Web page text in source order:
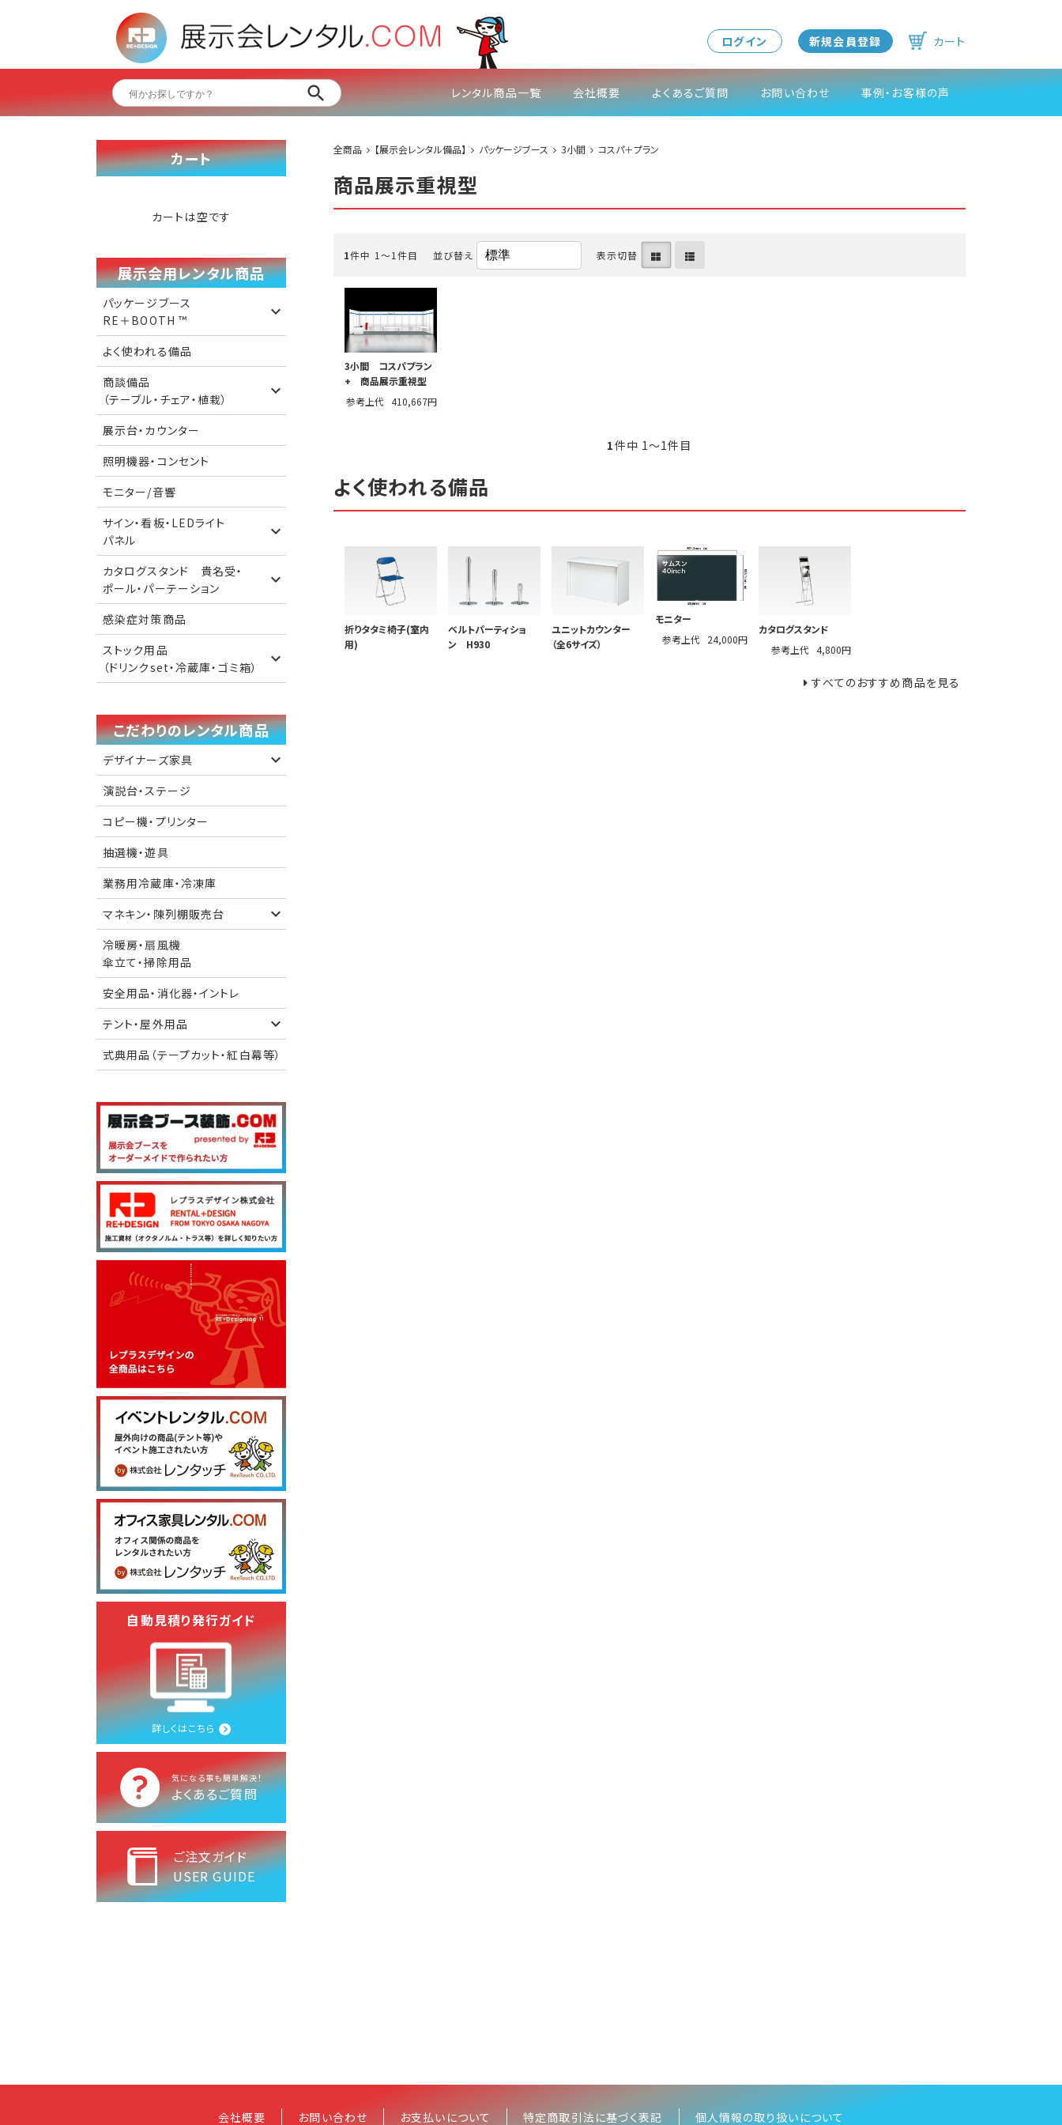
ログイン 新規会員登録 カート
レンタル商品一覧 会社概要 よくあるご質問 お問い合わせ 事例・お客様の声
全商品 【展示会レンタル備品】 パッケージブース 3小間 コスパ＋プラン
商品展示重視型
1件中 1〜1件目 並び替え 表示切替
3小間 コスパプラン
+ 商品展示重視型
参考上代 410,667円
1件中 1〜1件目
よく使われる備品
折りタタミ椅子(室内
用)
ベルトパーティショ
ン H930
ユニットカウンター
（全6サイズ）
モニター
参考上代
24,000円
カタログスタンド
参考上代 4,800円
すべてのおすすめ商品を見る
カート
カートは空です
展示会用レンタル商品
パッケージブース
RE＋BOOTH ™️
よく使われる備品
商談備品
（テーブル・チェア・植栽）
展示台・カウンター
照明機器・コンセント
モニター/音響
サイン・看板・LEDライト
パネル
カタログスタンド 貴名受・
ポール・パーテーション
感染症対策商品
ストック用品
（ドリンクset・冷蔵庫・ゴミ箱）
こだわりのレンタル商品
デザイナーズ家具
演説台・ステージ
コピー機・プリンター
抽選機・遊具
業務用冷蔵庫・冷凍庫
マネキン・陳列棚販売台
冷暖房・扇風機
傘立て・掃除用品
安全用品・消化器・イントレ
テント・屋外用品
式典用品（テープカット・紅白幕等）
自動見積り発行ガイド
詳しくはこちら
気になる事も簡単解決！
よくあるご質問
ご注文ガイド
USER GUIDE
会社概要 お問い合わせ お支払いについて 特定商取引法に基づく表記 個人情報の取り扱いについて